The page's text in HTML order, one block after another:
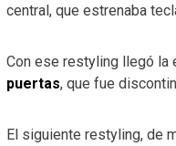
central, que estrenaba
Con ese restyling llegó la
puertas, que fue
El siguiente restyling, de